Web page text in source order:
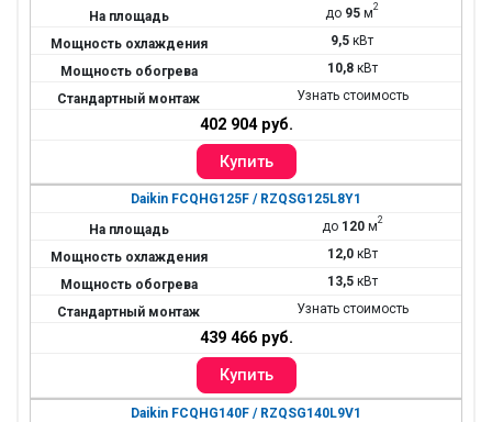
до 95 м2
9,5 кВт
10,8кВт
Узнать стоимость
402 904 руб.
Daikin FCQHG125F / RZQSG125L8Y1
до 120м2
12,0 кВт
13,5кВт
Узнать стоимость
439 466 руб.
Daikin FCQHG140F / RZQSG140L9V1